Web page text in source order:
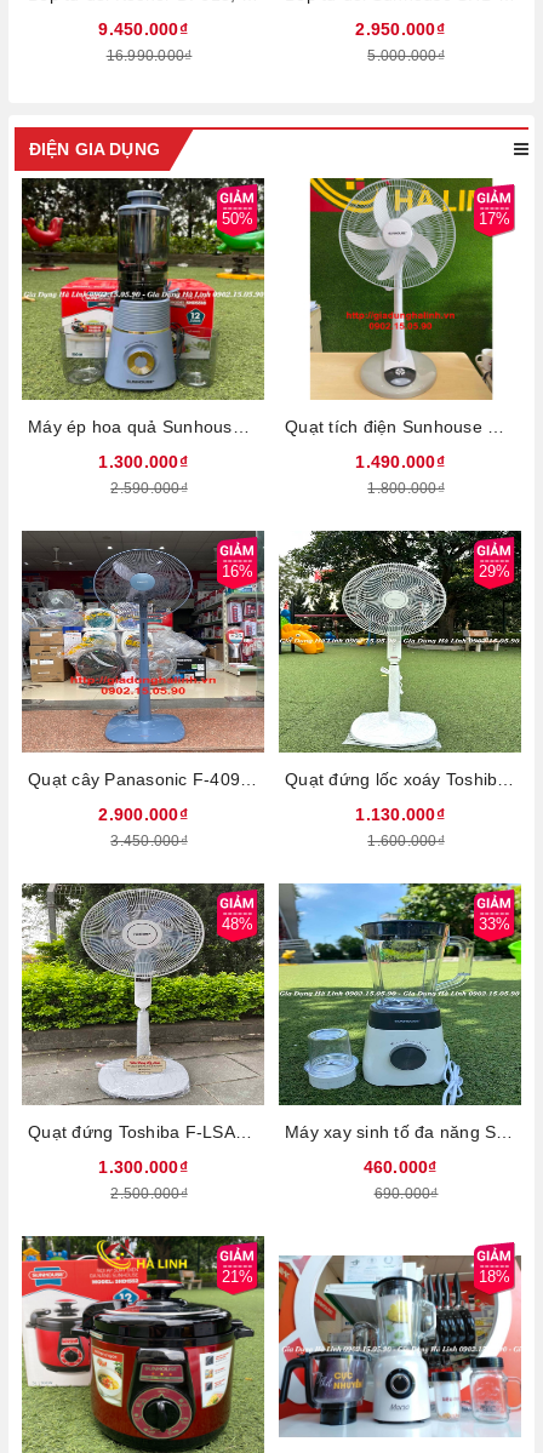
9.450.000₫
16.990.000₫
2.950.000₫
5.000.000₫
ĐIỆN GIA DỤNG
50%
1.300.000₫
2.590.000₫
17%
1.490.000₫
1.800.000₫
16%
2.900.000₫
3.450.000₫
29%
1.130.000₫
1.600.000₫
48%
Quạt đứng Toshiba F-LSA20(H)VN, Công suất 60W, thiết kế 5 cánh quạt làm mát hiệu quả, Có 3 tốc độ gió với 4 chế độ gió, Điều khiển từ xa với nhiều nút nhấn, Bảo hành 12 tháng
1.300.000₫
2.500.000₫
33%
460.000₫
690.000₫
21% 18%